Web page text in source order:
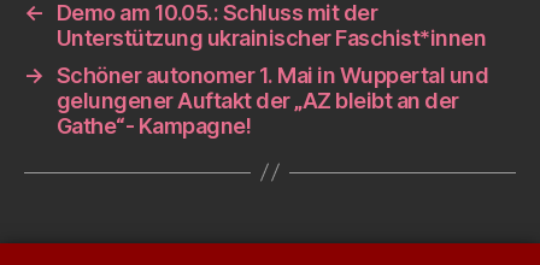
←
Demo am 10.05.: Schluss mit der
Unterstützung ukrainischer Faschist*innen
→ Schöner autonomer 1. Mai in Wuppertal und
gelungener Auftakt der „AZ bleibt an der
Gathe“- Kampagne!